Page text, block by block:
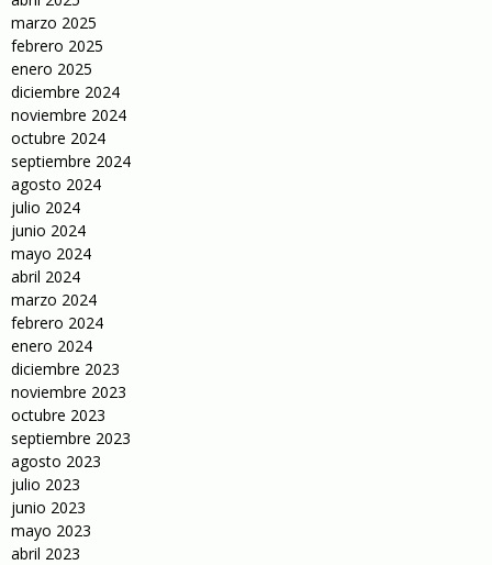
marzo 2025
febrero 2025
enero 2025
diciembre 2024
noviembre 2024
octubre 2024
septiembre 2024
agosto 2024
julio 2024
junio 2024
mayo 2024
abril 2024
marzo 2024
febrero 2024
enero 2024
diciembre 2023
noviembre 2023
octubre 2023
septiembre 2023
agosto 2023
julio 2023
junio 2023
mayo 2023
abril 2023